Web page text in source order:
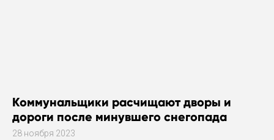
Коммунальщики расчищают дворы и
дороги после минувшего снегопада
28 ноября 2023